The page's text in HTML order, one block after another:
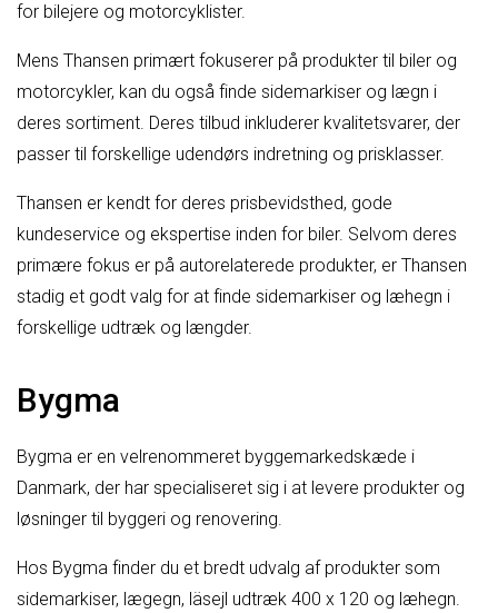
for bilejere og motorcyklister.
Mens Thansen primært fokuserer på produkter til biler og
motorcykler, kan du også finde sidemarkiser og lægn i
deres sortiment. Deres tilbud inkluderer kvalitetsvarer, der
passer til forskellige udendørs indretning og prisklasser.
Thansen er kendt for deres prisbevidsthed, gode
kundeservice og ekspertise inden for biler. Selvom deres
primære fokus er på autorelaterede produkter, er Thansen
stadig et godt valg for at finde sidemarkiser og læhegn i
forskellige udtræk og længder.
Bygma
Bygma er en velrenommeret byggemarkedskæde i
Danmark, der har specialiseret sig i at levere produkter og
løsninger til byggeri og renovering.
Hos Bygma finder du et bredt udvalg af produkter som
sidemarkiser, lægegn, läsejl udtræk 400 x 120 og læhegn.